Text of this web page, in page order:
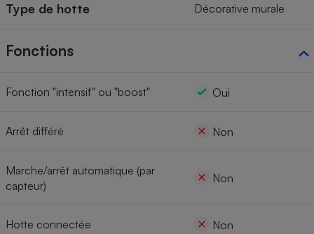
Type de hotte Décorative murale
Fonctions
Fonction "intensif" ou "boost" Oui
Arrêt différé Non
Marche/arrêt automatique (par
capteur)
Non
Hotte connectée Non